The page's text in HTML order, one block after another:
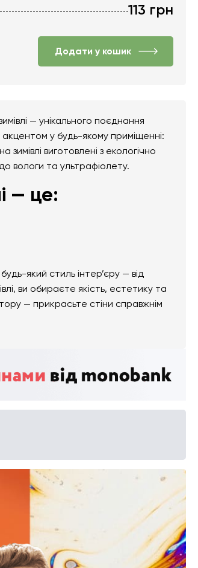
113 грн
Додати у кошик
— унікального поєднання
у будь-якому приміщенні:
зимівлі виготовлені з екологічно
вологи та ультрафіолету.
— це:
який стиль інтер’єру — від
ви обираєте якість, естетику та
— прикрасьте стіни справжнім